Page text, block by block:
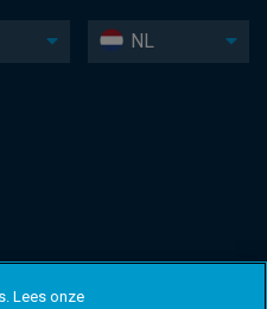
NL
Lees onze